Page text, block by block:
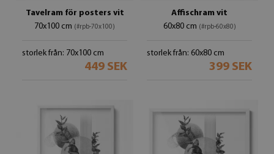
Tavelram för posters vit
70x100 cm (#rpb-70x100)
storlek från: 70x100 cm
449 SEK
Affischram vit
60x80 cm (#rpb-60x80)
storlek från: 60x80 cm
399 SEK